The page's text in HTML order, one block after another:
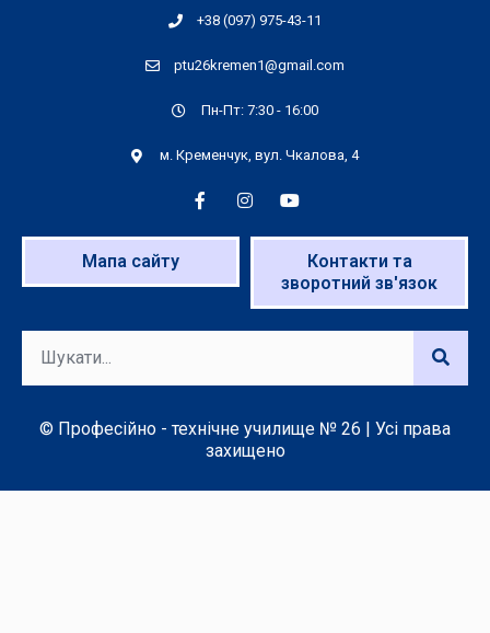
+38 (097) 975-43-11
ptu26kremen1@gmail.com
Пн-Пт: 7:30 - 16:00
м. Кременчук, вул. Чкалова, 4
Мапа сайту
Контакти та
зворотний зв'язок
© Професійно - технічне училище № 26 | Усі права
захищено